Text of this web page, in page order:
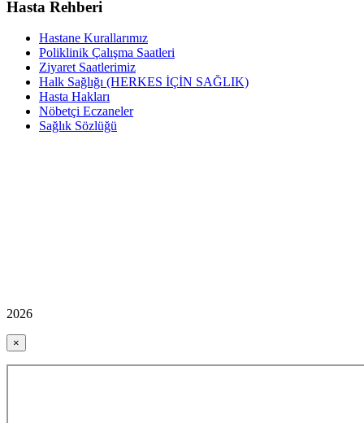
Hasta Rehberi
Hastane Kurallarımız
Poliklinik Çalışma Saatleri
Ziyaret Saatlerimiz
Halk Sağlığı (HERKES İÇİN SAĞLIK)
Hasta Hakları
Nöbetçi Eczaneler
Sağlık Sözlüğü
2026
×